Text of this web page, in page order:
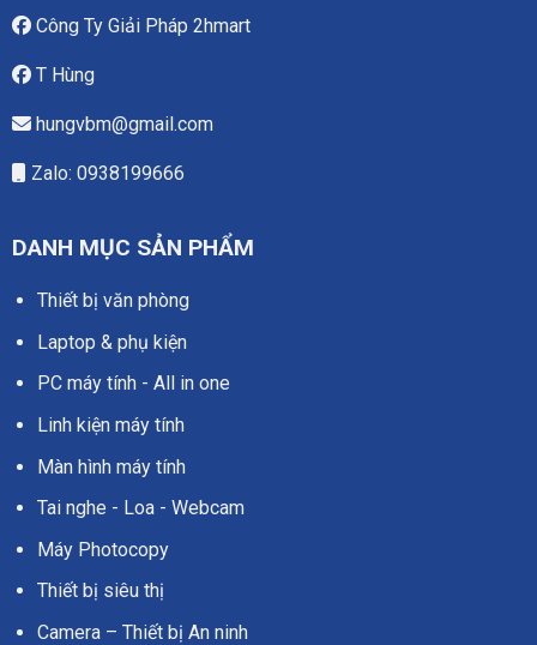
Công Ty Giải Pháp 2hmart
T Hùng
hungvbm@gmail.com
Zalo: 0938199666
DANH MỤC SẢN PHẨM
Thiết bị văn phòng
Laptop & phụ kiện
PC máy tính - All in one
Linh kiện máy tính
Màn hình máy tính
Tai nghe - Loa - Webcam
Máy Photocopy
Thiết bị siêu thị
Camera – Thiết bị An ninh